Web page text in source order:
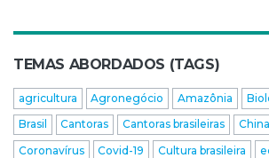
TEMAS ABORDADOS (TAGS)
agricultura Agronegócio Amazônia
Brasil
Cantoras Cantoras brasileiras China
Coronavírus
Covid-19 Cultura brasileira